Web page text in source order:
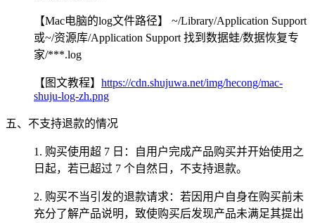
【Mac电脑的log文件路径】 ~/Library/Application Support
或~/资源库/Application Support 找到数据蛙/数据恢复专
家/***.log
【图文教程】 https://cdn.shujuwa.net/img/hecong/mac-
shuju-log-zh.png
五、不支持退款的情况
1. 购买使用超 7 日：自用户完成产品购买并开始使用之
日起，若已超过 7 个自然日，不支持退款。
2. 购买不当引发的退款请求：若因用户自身在购买前未
充分了解产品说明，致使购买后发现产品未满足其提出